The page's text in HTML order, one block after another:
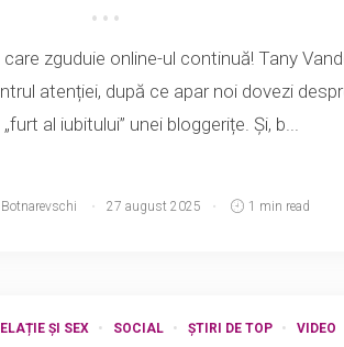
zguduie online-ul continuă! Tany
atenției, după ce apar noi dovezi
al iubitului” unei bloggerițe. Și, b...
27 august 2025 1 min read
ȘI SEX SOCIAL ȘTIRI DE TOP VIDEO